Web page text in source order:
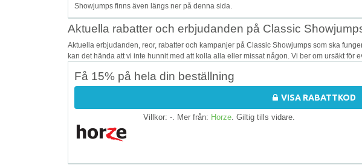
Showjumps finns även längs ner på denna sida.
Aktuella rabatter och erbjudanden på Classic
Aktuella erbjudanden, reor, rabatter och kampanjer på Classic Showjumps som ska
kan det hända att vi inte hunnit med att kolla alla eller missat någon. Vi ber om ursäkt för
Få 15% på hela din beställning
VISA RABATTKOD
Villkor: -. Mer från: Horze . Giltig tills vidare.